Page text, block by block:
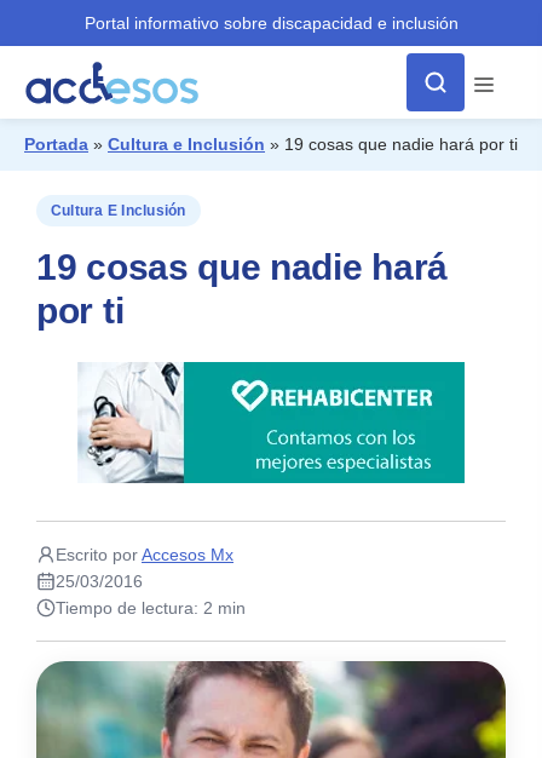
Portal informativo sobre discapacidad e inclusión
Menú
Portada » Cultura e Inclusión » 19 cosas que nadie hará por ti
Cultura E Inclusión
19 cosas que nadie hará
por ti
Escrito porAccesos Mx
25/03/2016
Tiempo de lectura: 2 min